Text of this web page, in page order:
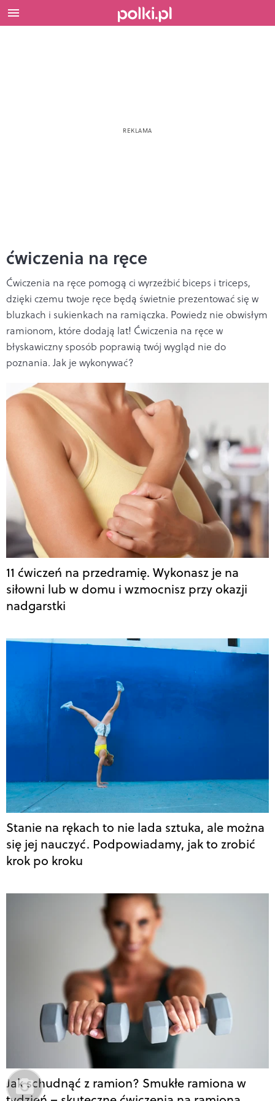
ćwiczenia na ręce
Ćwiczenia na ręce pomogą ci wyrzeźbić biceps i triceps,
dzięki czemu twoje ręce będą świetnie prezentować się w
bluzkach i sukienkach na ramiączka. Powiedz nie obwisłym
ramionom, które dodają lat! Ćwiczenia na ręce w
błyskawiczny sposób poprawią twój wygląd nie do
poznania. Jak je wykonywać?
11 ćwiczeń na przedramię. Wykonasz je na
siłowni lub w domu i wzmocnisz przy okazji
nadgarstki
Stanie na rękach to nie lada sztuka, ale można
się jej nauczyć. Podpowiadamy, jak to zrobić
krok po kroku
Jak schudnąć z ramion? Smukłe ramiona w